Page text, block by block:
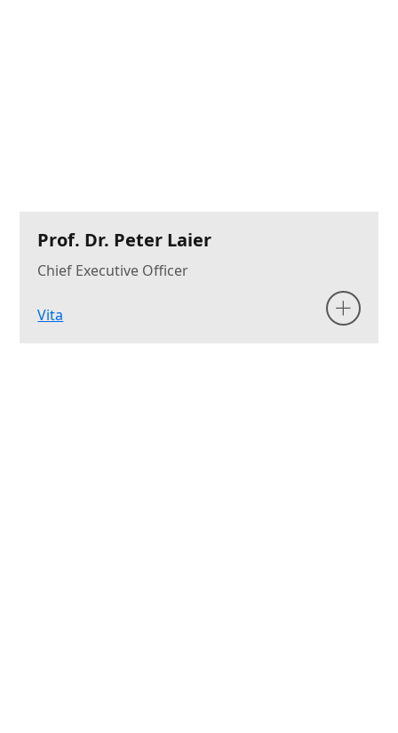
Prof. Dr. Peter Laier
Chief Executive Officer
Vita